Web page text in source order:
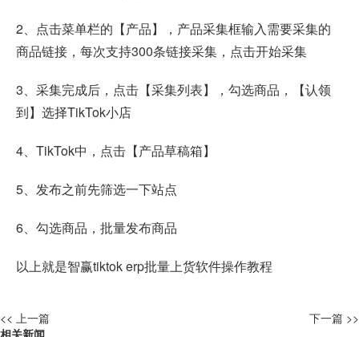
2、点击菜单栏的【产品】，产品采集框输入需要采集的
商品链接，每次支持300条链接采集，点击开始采集
3、采集完成后，点击【采集列表】，勾选商品，【认领
到】选择TikTok小店
4、TikTok中，点击【产品草稿箱】
5、发布之前先筛选一下站点
6、勾选商品，批量发布商品
以上就是智赢tiktok erp批量上货软件操作教程
<< 上一篇
下一篇 >>
相关新闻